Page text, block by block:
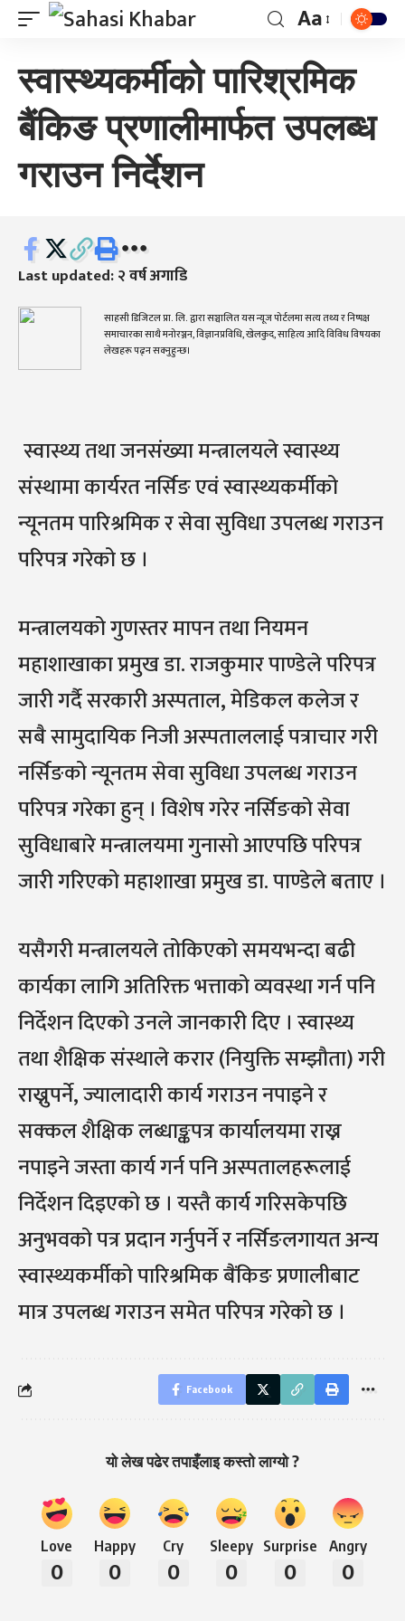
Aa
स्वास्थ्यकर्मीको पारिश्रमिक
बैंकिङ प्रणालीमार्फत उपलब्ध
गराउन निर्देशन
Last updated: २ वर्ष अगाडि
साहसी डिजिटल प्रा. लि. द्वारा सञ्चालित यस न्यूज पोर्टलमा सत्य तथ्य र निष्पक्ष
समाचारका साथै मनोरञ्जन, विज्ञानप्रविधि, खेलकुद, साहित्य आदि विविध विषयका
लेखहरू पढ्न सक्नुहुन्छ।
स्वास्थ्य तथा जनसंख्या मन्त्रालयले स्वास्थ्य
संस्थामा कार्यरत नर्सिङ एवं स्वास्थ्यकर्मीको
न्यूनतम पारिश्रमिक र सेवा सुविधा उपलब्ध गराउन
परिपत्र गरेको छ ।
मन्त्रालयको गुणस्तर मापन तथा नियमन
महाशाखाका प्रमुख डा. राजकुमार पाण्डेले परिपत्र
जारी गर्दै सरकारी अस्पताल, मेडिकल कलेज र
सबै सामुदायिक निजी अस्पताललाई पत्राचार गरी
नर्सिङको न्यूनतम सेवा सुविधा उपलब्ध गराउन
परिपत्र गरेका हुन् । विशेष गरेर नर्सिङको सेवा
सुविधाबारे मन्त्रालयमा गुनासो आएपछि परिपत्र
जारी गरिएको महाशाखा प्रमुख डा. पाण्डेले बताए ।
यसैगरी मन्त्रालयले तोकिएको समयभन्दा बढी
कार्यका लागि अतिरिक्त भत्ताको व्यवस्था गर्न पनि
निर्देशन दिएको उनले जानकारी दिए । स्वास्थ्य
तथा शैक्षिक संस्थाले करार (नियुक्ति सम्झौता) गरी
राख्नुपर्ने, ज्यालादारी कार्य गराउन नपाइने र
सक्कल शैक्षिक लब्धाङ्कपत्र कार्यालयमा राख्न
नपाइने जस्ता कार्य गर्न पनि अस्पतालहरूलाई
निर्देशन दिइएको छ । यस्तै कार्य गरिसकेपछि
अनुभवको पत्र प्रदान गर्नुपर्ने र नर्सिङलगायत अन्य
स्वास्थ्यकर्मीको पारिश्रमिक बैंकिङ प्रणालीबाट
मात्र उपलब्ध गराउन समेत परिपत्र गरेको छ ।
Facebook
यो लेख पढेर तपाइँलाइ कस्तो लाग्यो ?
Love
0
Happy
0
Cry
0
Sleepy
0
Surprise
0
Angry
0